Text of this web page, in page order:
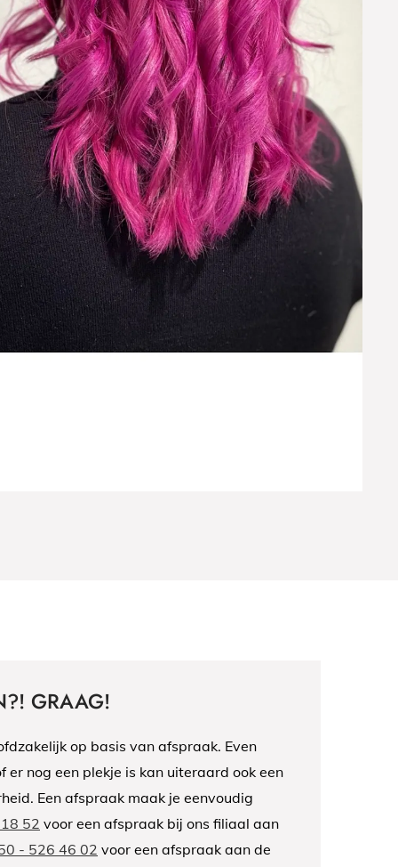
GRAAG!
op basis van afspraak. Even
er nog een plekje is kan uiteraard ook een
Een afspraak maak je eenvoudig
52 voor een afspraak bij ons filiaal aan
- 526 46 02 voor een afspraak aan de